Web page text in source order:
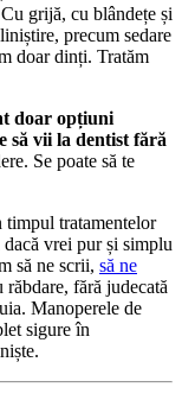
grijă, cu blândețe și
precum sedare
doar dinți. Tratăm
doar opțiuni
să vii la dentist fără
Se poate să te
timpul tratamentelor
dacă vrei pur și simplu
să ne scrii, să ne
fără judecată
Manoperele de
sigure în